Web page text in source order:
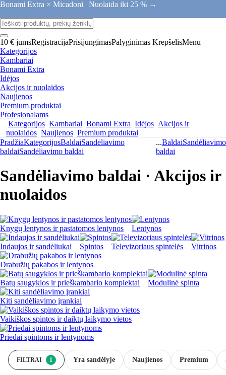
Bonami Extra × Micadoni | Nuolaida iki 25 % →
10 € jumsRegistracijaPrisijungimasPalyginimas KrepšelisMenu
Kategorijos
Kambariai
Bonami Extra
Idėjos
Akcijos ir nuolaidos
Naujienos
Premium produktai
Profesionalams
Kategorijos Kambariai Bonami Extra Idėjos Akcijos ir
nuolaidos Naujienos Premium produktai
PradžiaKategorijosBaldaiSandėliavimo
baldaiSandėliavimo baldai
...BaldaiSandėliavimo
baldai
Sandėliavimo baldai · Akcijos ir
nuolaidos
Knygų lentynos ir pastatomos lentynos Lentynos
Indaujos ir sandėliukai Spintos Televizoriaus spintelės Vitrinos
Drabužių pakabos ir lentynos
Batų saugyklos ir prieškambario komplektai Modulinė spinta
Kiti sandėliavimo įrankiai
Vaikiškos spintos ir daiktų laikymo vietos
Priedai spintoms ir lentynoms
FILTRAI 1 Yra sandėlyje Premium
Naujienos